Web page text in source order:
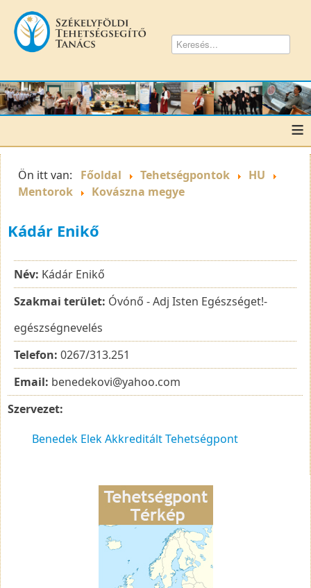
≡
Ön itt van: Főoldal Tehetségpontok
HU
Mentorok
Kovászna megye
Kádár Enikő
Név: Kádár Enikő
Szakmai terület: Óvónő - Adj Isten Egészséget!-
egészségnevelés
Telefon: 0267/313.251
Email: benedekovi@yahoo.com
Szervezet:
Benedek Elek Akkreditált Tehetségpont